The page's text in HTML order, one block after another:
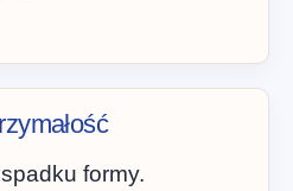
formy.